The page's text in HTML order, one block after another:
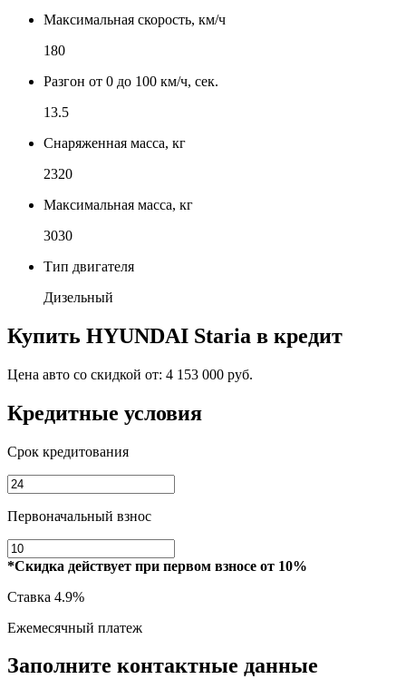
Максимальная скорость, км/ч
180
Разгон от 0 до 100 км/ч, сек.
13.5
Снаряженная масса, кг
2320
Максимальная масса, кг
3030
Тип двигателя
Дизельный
Купить HYUNDAI Staria в кредит
Цена авто со скидкой от: 4 153 000 руб.
Кредитные условия
Срок кредитования
Первоначальный взнос
*Скидка действует при первом взносе от 10%
Ставка 4.9%
Ежемесячный платеж
Заполните контактные данные